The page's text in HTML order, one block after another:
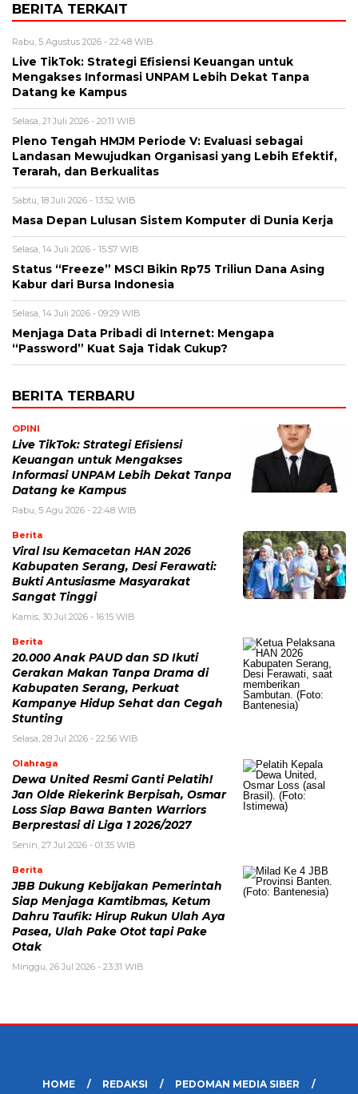
BERITA TERKAIT
Rabu, 5 Agustus 2026 - 22:48 WIB
Live TikTok: Strategi Efisiensi Keuangan untuk
Mengakses Informasi UNPAM Lebih Dekat Tanpa
Datang ke Kampus
Selasa, 21 Juli 2026 - 20:11 WIB
Pleno Tengah HMJM Periode V: Evaluasi sebagai
Landasan Mewujudkan Organisasi yang Lebih Efektif,
Terarah, dan Berkualitas
Sabtu, 18 Juli 2026 - 13:52 WIB
Masa Depan Lulusan Sistem Komputer di Dunia Kerja
Selasa, 14 Juli 2026 - 15:57 WIB
Status “Freeze” MSCI Bikin Rp75 Triliun Dana Asing
Kabur dari Bursa Indonesia
Selasa, 14 Juli 2026 - 09:29 WIB
Menjaga Data Pribadi di Internet: Mengapa
“Password” Kuat Saja Tidak Cukup?
BERITA TERBARU
OPINI
Live TikTok: Strategi Efisiensi
Keuangan untuk Mengakses
Informasi UNPAM Lebih Dekat Tanpa
Datang ke Kampus
Rabu, 5 Agu 2026 - 22:48 WIB
Berita
Viral Isu Kemacetan HAN 2026
Kabupaten Serang, Desi Ferawati:
Bukti Antusiasme Masyarakat
Sangat Tinggi
Kamis, 30 Jul 2026 - 16:15 WIB
Berita
20.000 Anak PAUD dan SD Ikuti
Gerakan Makan Tanpa Drama di
Kabupaten Serang, Perkuat
Kampanye Hidup Sehat dan Cegah
Stunting
Selasa, 28 Jul 2026 - 22:56 WIB
Olahraga
Dewa United Resmi Ganti Pelatih!
Jan Olde Riekerink Berpisah, Osmar
Loss Siap Bawa Banten Warriors
Berprestasi di Liga 1 2026/2027
Senin, 27 Jul 2026 - 01:35 WIB
Berita
JBB Dukung Kebijakan Pemerintah
Siap Menjaga Kamtibmas, Ketum
Dahru Taufik: Hirup Rukun Ulah Aya
Pasea, Ulah Pake Otot tapi Pake
Otak
Minggu, 26 Jul 2026 - 23:31 WIB
HOME REDAKSI PEDOMAN MEDIA SIBER